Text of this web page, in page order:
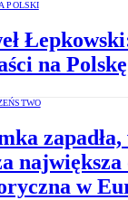
POLSKI
na Polskę
największa
w